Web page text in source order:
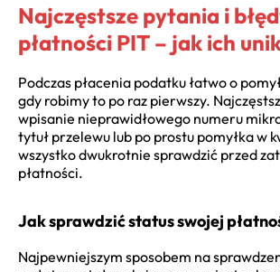
Najczęstsze pytania i
płatności PIT – jak ich
Podczas płacenia podatku łatwo o
gdy robimy to po raz pierwszy.
wpisanie nieprawidłowego numeru
tytuł przelewu lub po prostu pomyłka w
wszystko dwukrotnie sprawdzić przed
płatności.
Jak sprawdzić status swojej
Najpewniejszym sposobem na